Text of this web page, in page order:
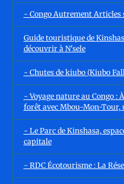
- Congo Autrement Articles
Guide touristique de
découvrir à N'sele
- Chutes de kiubo (Kiubo
- Voyage nature au Congo :
forêt avec Mbou-Mon-Tour,
- Le Parc de Kinshasa,
capitale
- RDC Écotourisme : La